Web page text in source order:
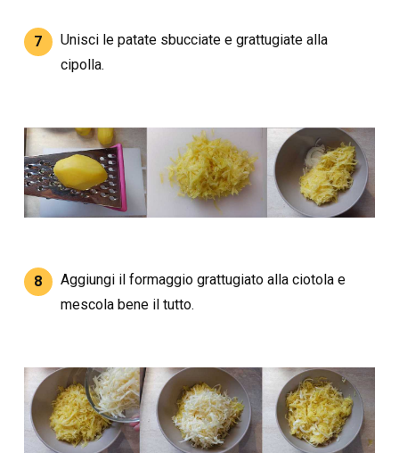
7
Unisci le patate sbucciate e grattugiate alla
cipolla.
8
Aggiungi il formaggio grattugiato alla ciotola e
mescola bene il tutto.